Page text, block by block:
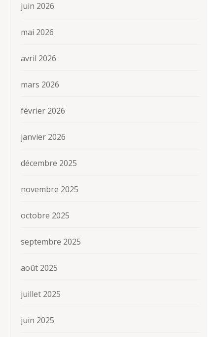
juin 2026
mai 2026
avril 2026
mars 2026
février 2026
janvier 2026
décembre 2025
novembre 2025
octobre 2025
septembre 2025
août 2025
juillet 2025
juin 2025